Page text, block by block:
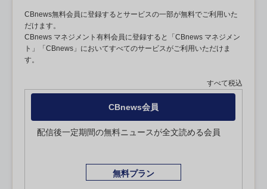
CBnews無料会員に登録するとサービスの一部が無料でご利用いた
だけます。
CBnews マネジメント有料会員に登録すると「CBnews マネジメン
ト」「CBnews」においてすべてのサービスがご利用いただけま
す。
すべて税込
CBnews会員
配信後一定期間の無料ニュースが全文読める会員
無料プラン